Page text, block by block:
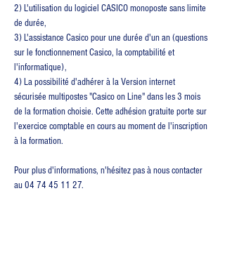
2) L'utilisation du logiciel CASICO monoposte sans limite
de durée,
3) L'assistance Casico pour une durée d'un an (questions
sur le fonctionnement Casico, la comptabilité et
l'informatique),
4) La possibilité d'adhérer à la Version internet
sécurisée multipostes "Casico on Line" dans les 3 mois
de la formation choisie. Cette adhésion gratuite porte sur
l'exercice comptable en cours au moment de l'inscription
à la formation.
Pour plus d'informations, n'hésitez pas à nous contacter
au 04 74 45 11 27.